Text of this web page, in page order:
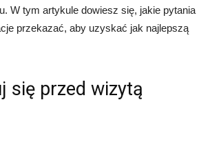
W tym artykule dowiesz się, jakie pytania
przekazać, aby uzyskać jak najlepszą
się przed wizytą